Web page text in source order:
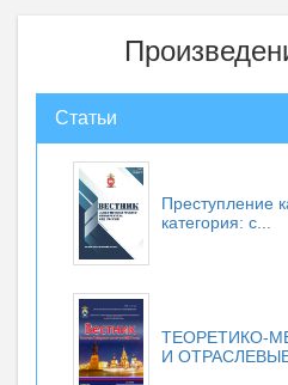
Статьи
Преступление
категория: с...
ТЕОРЕТИКО-
И